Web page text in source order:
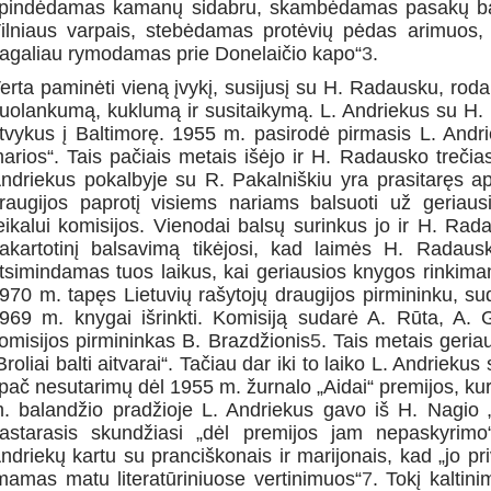
kamanų sidabru, skambėdamas pasakų
varpais, stebėdamas protėvių pėdas
rymodamas prie Donelaičio kapo“3.
paminėti vieną įvykį, susijusį su H. Radausku,
kuklumą ir susitaikymą. L. Andriekus su
į Baltimorę. 1955 m. pasirodė pirmasis L.
Tais pačiais metais išėjo ir H. Radausko
pokalbyje su R. Pakalniškiu yra prasitaręs
paprotį visiems nariams balsuoti už
komisijos. Vienodai balsų surinkus jo ir H.
balsavimą tikėjosi, kad laimės H.
tuos laikus, kai geriausios knygos
m. tapęs Lietuvių rašytojų draugijos pirmininku,
m. knygai išrinkti. Komisiją sudarė A. Rūta, A.
pirmininkas B. Brazdžionis5. Tais metais
balti aitvarai“. Tačiau dar iki to laiko L.
nesutarimų dėl 1955 m. žurnalo „Aidai“ premijos,
balandžio pradžioje L. Andriekus gavo iš H. Nagio
skundžiasi „dėl premijos jam
kartu su pranciškonais ir marijonais, kad „jo
matu literatūriniuose vertinimuos“7. Tokį